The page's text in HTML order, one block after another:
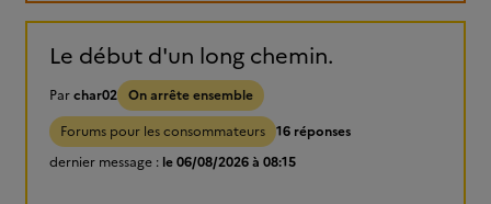
Le début d'un long chemin.
Parchar02 On arrête ensemble
Forums pour les consommateurs 16 réponses
dernier message : le 06/08/2026 à 08:15